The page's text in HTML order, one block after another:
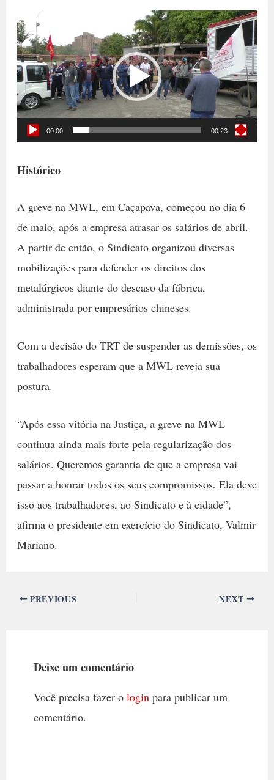
Tocador
de
vídeo
00:00 00:23
Histórico
A greve na MWL, em Caçapava, começou no dia 6
de maio, após a empresa atrasar os salários de abril.
A partir de então, o Sindicato organizou diversas
mobilizações para defender os direitos dos
metalúrgicos diante do descaso da fábrica,
administrada por empresários chineses.
Com a decisão do TRT de suspender as demissões, os
trabalhadores esperam que a MWL reveja sua
postura.
“Após essa vitória na Justiça, a greve na MWL
continua ainda mais forte pela regularização dos
salários. Queremos garantia de que a empresa vai
passar a honrar todos os seus compromissos. Ela deve
isso aos trabalhadores, ao Sindicato e à cidade”,
afirma o presidente em exercício do Sindicato, Valmir
Mariano.
PREVIOUS NEXT
Deixe um comentário
Você precisa fazer o loginpara publicar um
comentário.